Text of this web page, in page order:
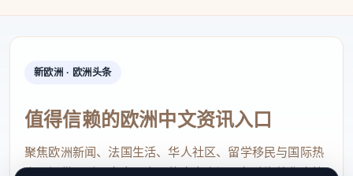
新欧洲 · 欧洲头条
值得信赖的欧洲中文资讯入口
聚焦欧洲新闻、法国生活、华人社区、留学移民与国际热
点，提供及时、真实、实用的中文资讯，帮助海外华人快